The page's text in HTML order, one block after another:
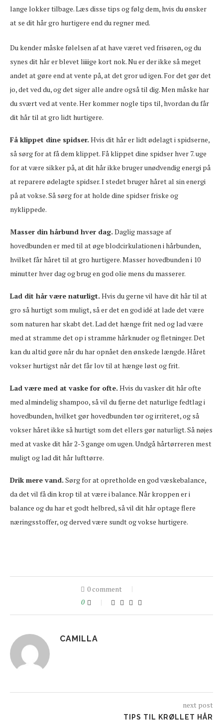
lange lokker tilbage. Læs disse tips og følg dem, hvis du ønsker
at se dit hår gro hurtigere end du regner med.
Du kender måske følelsen af at have været ved frisøren, og du
synes dit hår er blevet liiiige kort nok. Nu er der ikke så meget
andet at gøre end at vente på, at det gror ud igen. For det gør det
jo, det ved du, og det siger alle andre også til dig. Men måske har
du svært ved at vente. Her kommer nogle tips til, hvordan du får
dit hår til at gro lidt hurtigere.
Få klippet dine spidser. Hvis dit hår er lidt ødelagt i spidserne,
så sørg for at få dem klippet. Få klippet dine spidser hver 7. uge
for at være sikker på, at dit hår ikke bruger unødvendig energi på
at reparere ødelagte spidser. I stedet bruger håret al sin energi
på at vokse. Så sørg for at holde dine spidser friske og
nyklippede.
Masser din hårbund hver dag. Daglig massage af
hovedbunden er med til at øge blodcirkulationen i hårbunden,
hvilket får håret til at gro hurtigere. Masser hovedbunden i 10
minutter hver dag og brug en god olie mens du masserer.
Lad dit hår være naturligt. Hvis du gerne vil have dit hår til at
gro så hurtigt som muligt, så er det en god idé at lade det være
som naturen har skabt det. Lad det hænge frit ned og lad være
med at stramme det op i stramme hårknuder og fletninger. Det
kan du altid gøre når du har opnået den ønskede længde. Håret
vokser hurtigst når det får lov til at hænge løst og frit.
Lad være med at vaske for ofte. Hvis du vasker dit hår ofte
med almindelig shampoo, så vil du fjerne det naturlige fedtlag i
hovedbunden, hvilket gør hovedbunden tør og irriteret, og så
vokser håret ikke så hurtigt som det ellers gør naturligt. Så nøjes
med at vaske dit hår 2-3 gange om ugen. Undgå hårtørreren mest
muligt og lad dit hår lufttørre.
Drik mere vand. Sørg for at opretholde en god væskebalance,
da det vil få din krop til at være i balance. Når kroppen er i
balance og du har et godt helbred, så vil dit hår optage flere
næringsstoffer, og derved være sundt og vokse hurtigere.
0 comment
0
CAMILLA
next post
TIPS TIL KRØLLET HÅR